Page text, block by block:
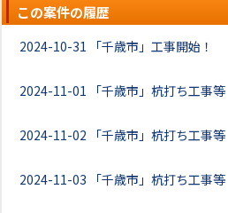
この案件の履歴
2024-10-31 「千歳市」工事開始！
2024-11-01 「千歳市」杭打ち工事等
2024-11-02 「千歳市」杭打ち工事等
2024-11-03 「千歳市」杭打ち工事等